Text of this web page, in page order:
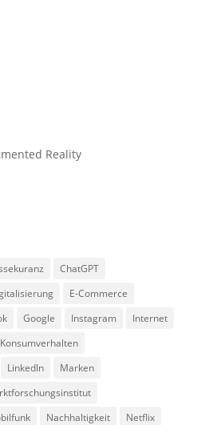
Reality
ChatGPT
E-Commerce
Google Instagram
Internet
Konsumverhalten
LinkedIn
Marken
Nachhaltigkeit
Netflix